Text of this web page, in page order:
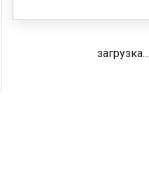
загрузка...